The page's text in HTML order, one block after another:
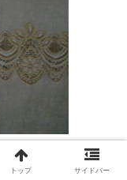
あたり）のたんぱ
トップ サイドバー